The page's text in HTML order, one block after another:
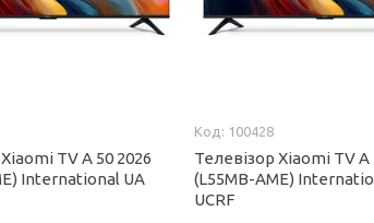
TV A 50 2026
International UA
100428
Телевізор Xiaomi TV A
(L55MB-AME)
UCRF